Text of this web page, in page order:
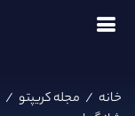
خانه / مجله کریپتو /